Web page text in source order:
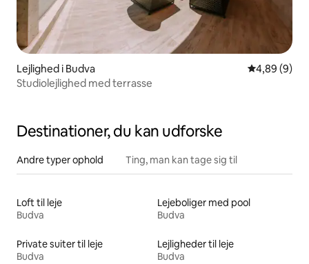
Lejlighed i Budva 4,89 ud af 5
4,89 (9)
Studiolejlighed med terrasse
Destinationer, du kan udforske
Andre typer ophold Ting, man kan tage sig til
Loft til leje
Budva
Lejeboliger med pool
Budva
Private suiter til leje
Budva
Lejligheder til leje
Budva